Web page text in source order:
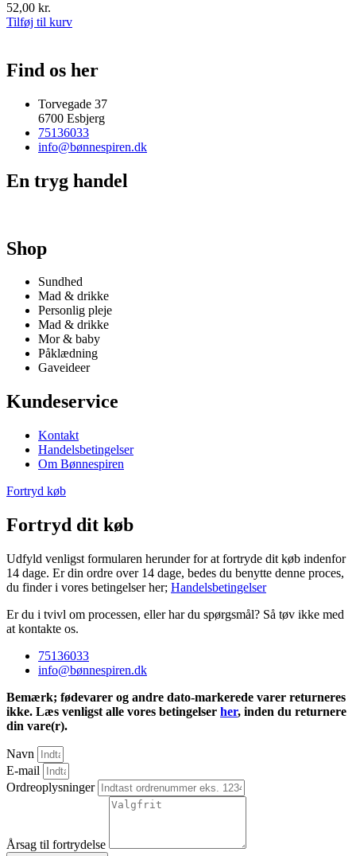
52,00 kr.
Tilføj til kurv
Find os her
Torvegade 37
6700 Esbjerg
75136033
info@bønnespiren.dk
En tryg handel
Shop
Sundhed
Mad & drikke
Personlig pleje
Mad & drikke
Mor & baby
Påklædning
Gaveideer
Kundeservice
Kontakt
Handelsbetingelser
Om Bønnespiren
Fortryd køb
Fortryd dit køb
Udfyld venligst formularen herunder for at fortryde dit køb indenfor
14 dage. Er din ordre over 14 dage, bedes du benytte denne proces,
du finder i vores betingelser her; Handelsbetingelser
Er du i tvivl om processen, eller har du spørgsmål? Så tøv ikke med
at kontakte os.
75136033
info@bønnespiren.dk
Bemærk; fødevarer og andre dato-markerede varer returneres
ikke. Læs venligst alle vores betingelser her, inden du returnere
din vare(r).
Navn
E-mail
Ordreoplysninger
Årsag til fortrydelse